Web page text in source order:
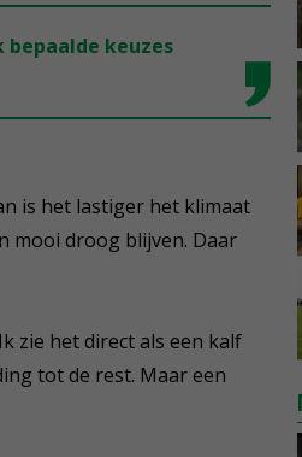
keuzes
is het lastiger het klimaat
mooi droog blijven. Daar
zie het direct als een kalf
tot de rest. Maar een